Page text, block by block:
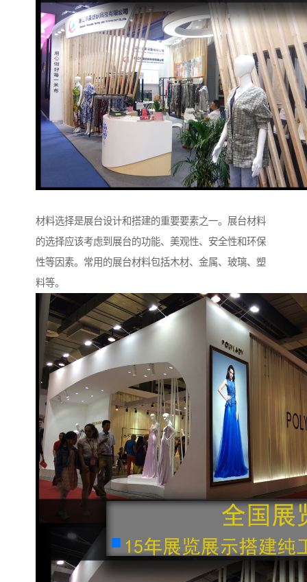
材料选择是展台设计和搭建的重要要素之一。展台材料
的选择应该考虑到展台的功能、美观性、安全性和环保
性等因素。常用的展台材料包括木材、金属、玻璃、塑
料等。